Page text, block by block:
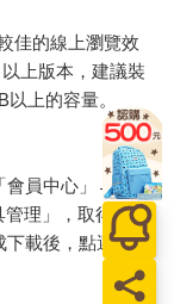
美國有個安全的
話讓小娟眨了眨
細語地說：「如果
有，妳會做何感
佳的線上瀏覽效
上版本，建議裝
上的容量。
會員中心」→「我
理」，取得通行
下載後，點選任一